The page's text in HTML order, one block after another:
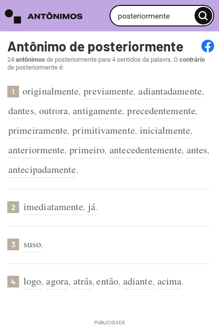
Antônimo de posteriormente
24 antônimos de posteriormente para 4 sentidos da palavra. O contrário
de posteriormente é:
1 originalmente, previamente, adiantadamente,
dantes, outrora, antigamente, precedentemente,
primeiramente, primitivamente, inicialmente,
anteriormente, primeiro, antecedentemente, antes,
antecipadamente.
2 imediatamente, já.
3 suso.
4 logo, agora, atrás,então, adiante, acima.